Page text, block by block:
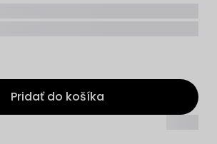
Pridať do košíka